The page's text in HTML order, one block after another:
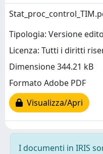
Tipologia: Versione
Licenza: Tutti i diritti
Dimensione 344.21 kB
Formato Adobe PDF
Visualizza/Apri
I documenti in IRIS